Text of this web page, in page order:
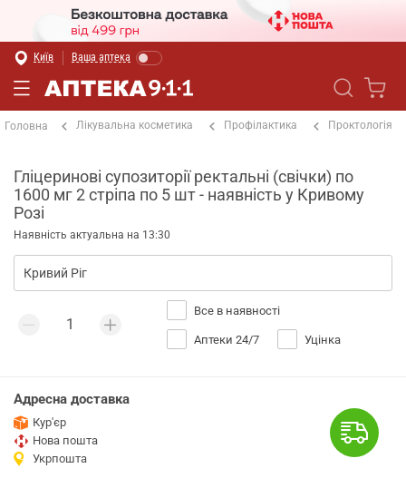
Київ Ваша аптека
Головна Лікувальна косметика Профілактика Проктологія
Гліцеринові супозиторії ректальні (свічки) по
1600 мг 2 стріпа по 5 шт - наявність у Кривому
Розі
Наявність актуальна на 13:30
Все в наявності
Аптеки 24/7 Уцінка
Адресна доставка
Кур'єр
Нова пошта
Укрпошта